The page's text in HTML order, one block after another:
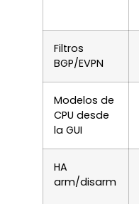
Filtros
BGP/EVPN
Modelos de
CPU desde
la GUI
HA
arm/disarm